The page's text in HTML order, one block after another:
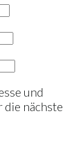
und
nächste